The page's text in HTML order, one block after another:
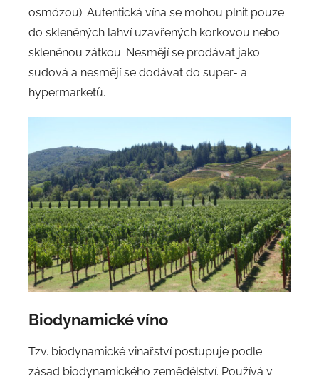
osmózou). Autentická vína se mohou plnit pouze
do skleněných lahví uzavřených korkovou nebo
skleněnou zátkou. Nesmějí se prodávat jako
sudová a nesmějí se dodávat do super- a
hypermarketů.
Biodynamické víno
Tzv. biodynamické vinařství postupuje podle
zásad biodynamického zemědělství. Používá v